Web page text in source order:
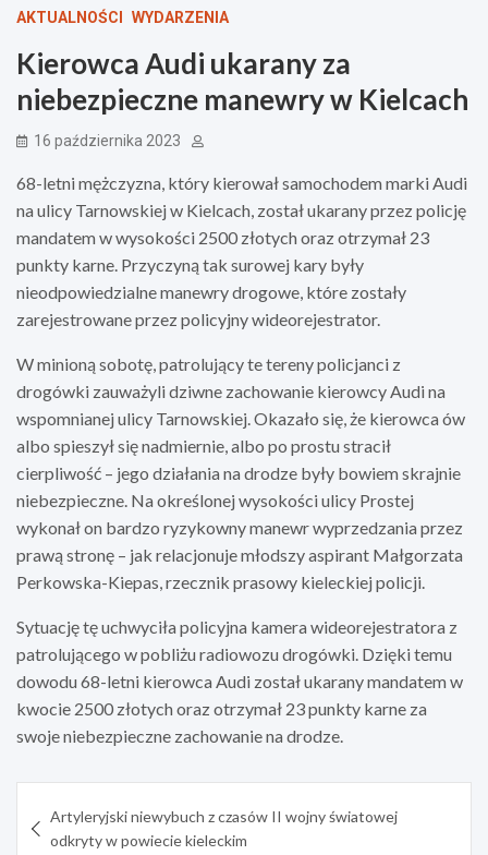
AKTUALNOŚCI WYDARZENIA
Kierowca Audi ukarany za
niebezpieczne manewry w Kielcach
16 października 2023
68-letni mężczyzna, który kierował samochodem marki Audi
na ulicy Tarnowskiej w Kielcach, został ukarany przez policję
mandatem w wysokości 2500 złotych oraz otrzymał 23
punkty karne. Przyczyną tak surowej kary były
nieodpowiedzialne manewry drogowe, które zostały
zarejestrowane przez policyjny wideorejestrator.
W minioną sobotę, patrolujący te tereny policjanci z
drogówki zauważyli dziwne zachowanie kierowcy Audi na
wspomnianej ulicy Tarnowskiej. Okazało się, że kierowca ów
albo spieszył się nadmiernie, albo po prostu stracił
cierpliwość – jego działania na drodze były bowiem skrajnie
niebezpieczne. Na określonej wysokości ulicy Prostej
wykonał on bardzo ryzykowny manewr wyprzedzania przez
prawą stronę – jak relacjonuje młodszy aspirant Małgorzata
Perkowska-Kiepas, rzecznik prasowy kieleckiej policji.
Sytuację tę uchwyciła policyjna kamera wideorejestratora z
patrolującego w pobliżu radiowozu drogówki. Dzięki temu
dowodu 68-letni kierowca Audi został ukarany mandatem w
kwocie 2500 złotych oraz otrzymał 23 punkty karne za
swoje niebezpieczne zachowanie na drodze.
wpisu
Artyleryjski niewybuch z czasów II wojny światowej
odkryty w powiecie kieleckim